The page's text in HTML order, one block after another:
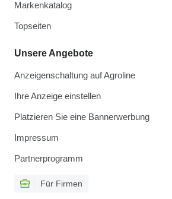
Markenkatalog
Topseiten
Unsere Angebote
Anzeigenschaltung auf Agroline
Ihre Anzeige einstellen
Platzieren Sie eine Bannerwerbung
Impressum
Partnerprogramm
Für Firmen